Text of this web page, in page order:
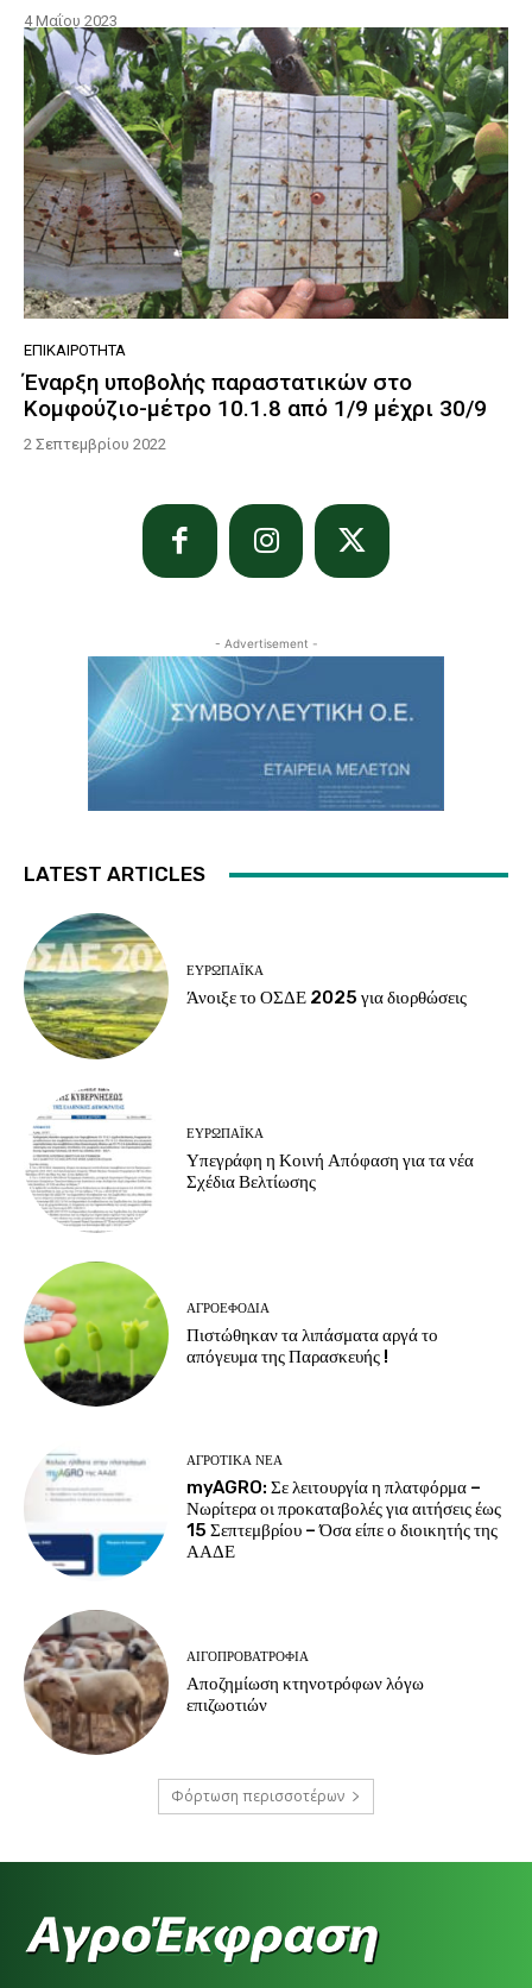
4 Μαΐου 2023
ΕΠΙΚΑΙΡΌΤΗΤΑ
Έναρξη υποβολής παραστατικών στο
Κομφούζιο-μέτρο 10.1.8 από 1/9 μέχρι 30/9
2 Σεπτεμβρίου 2022
- Advertisement -
LATEST ARTICLES
ΕΥΡΩΠΑΪΚΆ
Άνοιξε το ΟΣΔΕ 2025 για διορθώσεις
ΕΥΡΩΠΑΪΚΆ
Υπεγράφη η Κοινή Απόφαση για τα νέα
Σχέδια Βελτίωσης
ΑΓΡΟΕΦΌΔΙΑ
Πιστώθηκαν τα λιπάσματα αργά το
απόγευμα της Παρασκευής !
ΑΓΡΟΤΙΚΆ ΝΈΑ
myAGRO: Σε λειτουργία η πλατφόρμα –
Νωρίτερα οι προκαταβολές για αιτήσεις έως
15 Σεπτεμβρίου – Όσα είπε ο διοικητής της
ΑΑΔΕ
ΑΙΓΟΠΡΟΒΑΤΡΟΦΊΑ
Αποζημίωση κτηνοτρόφων λόγω
επιζωοτιών
Φόρτωση περισσοτέρων